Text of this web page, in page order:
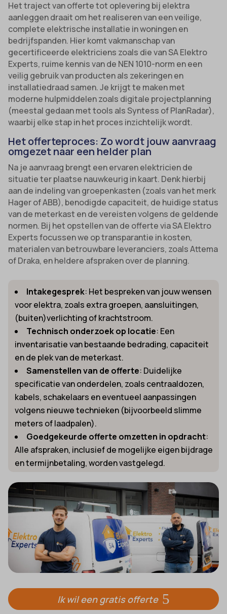
Het traject van offerte tot oplevering bij elektra
aanleggen draait om het realiseren van een veilige,
complete elektrische installatie in woningen en
bedrijfspanden. Hier komt vakmanschap van
gecertificeerde elektriciens zoals die van SA Elektro
Experts, ruime kennis van de NEN 1010-norm en een
veilig gebruik van producten als zekeringen en
installatiedraad samen. Je krijgt te maken met
moderne hulpmiddelen zoals digitale projectplanning
(meestal gedaan met tools als Syntess of PlanRadar),
waarbij elke stap in het proces inzichtelijk wordt.
Het offerteproces: Zo wordt jouw aanvraag
omgezet naar een helder plan
Na je aanvraag brengt een ervaren elektricien de
situatie ter plaatse nauwkeurig in kaart. Denk hierbij
aan de indeling van groepenkasten (zoals van het merk
Hager of ABB), benodigde capaciteit, de huidige status
van de meterkast en de vereisten volgens de geldende
normen. Bij het opstellen van de offerte via SA Elektro
Experts focussen we op transparantie in kosten,
materialen van betrouwbare leveranciers, zoals Attema
of Draka, en heldere afspraken over de planning.
Intakegesprek: Het bespreken van jouw wensen
voor elektra, zoals extra groepen, aansluitingen,
(buiten)verlichting of krachtstroom.
Technisch onderzoek op locatie: Een
inventarisatie van bestaande bedrading, capaciteit
en de plek van de meterkast.
Samenstellen van de offerte: Duidelijke
specificatie van onderdelen, zoals centraaldozen,
kabels, schakelaars en eventueel aanpassingen
volgens nieuwe technieken (bijvoorbeeld slimme
meters of laadpalen).
Goedgekeurde offerte omzetten in opdracht:
Alle afspraken, inclusief de mogelijke eigen bijdrage
en termijnbetaling, worden vastgelegd.
Ik wil een gratis offerte